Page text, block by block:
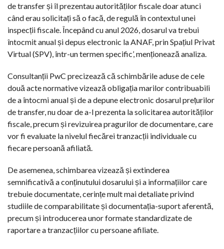
de transfer și îl prezentau autorităților fiscale doar atunci
când erau solicitați să o facă, de regulă în contextul unei
inspecții fiscale. Începând cu anul 2026, dosarul va trebui
întocmit anual și depus electronic la ANAF, prin Spațiul Privat
Virtual (SPV), într-un termen specific’, menționează analiza.
Consultanții PwC precizează că schimbările aduse de cele
două acte normative vizează obligația marilor contribuabili
de a întocmi anual și de a depune electronic dosarul prețurilor
de transfer, nu doar de a-l prezenta la solicitarea autorităților
fiscale, precum și revizuirea pragurilor de documentare, care
vor fi evaluate la nivelul fiecărei tranzacții individuale cu
fiecare persoană afiliată.
De asemenea, schimbarea vizează și extinderea
semnificativă a conținutului dosarului și a informațiilor care
trebuie documentate, cerințe mult mai detaliate privind
studiile de comparabilitate și documentația-suport aferentă,
precum și introducerea unor formate standardizate de
raportare a tranzacțiilor cu persoane afiliate.